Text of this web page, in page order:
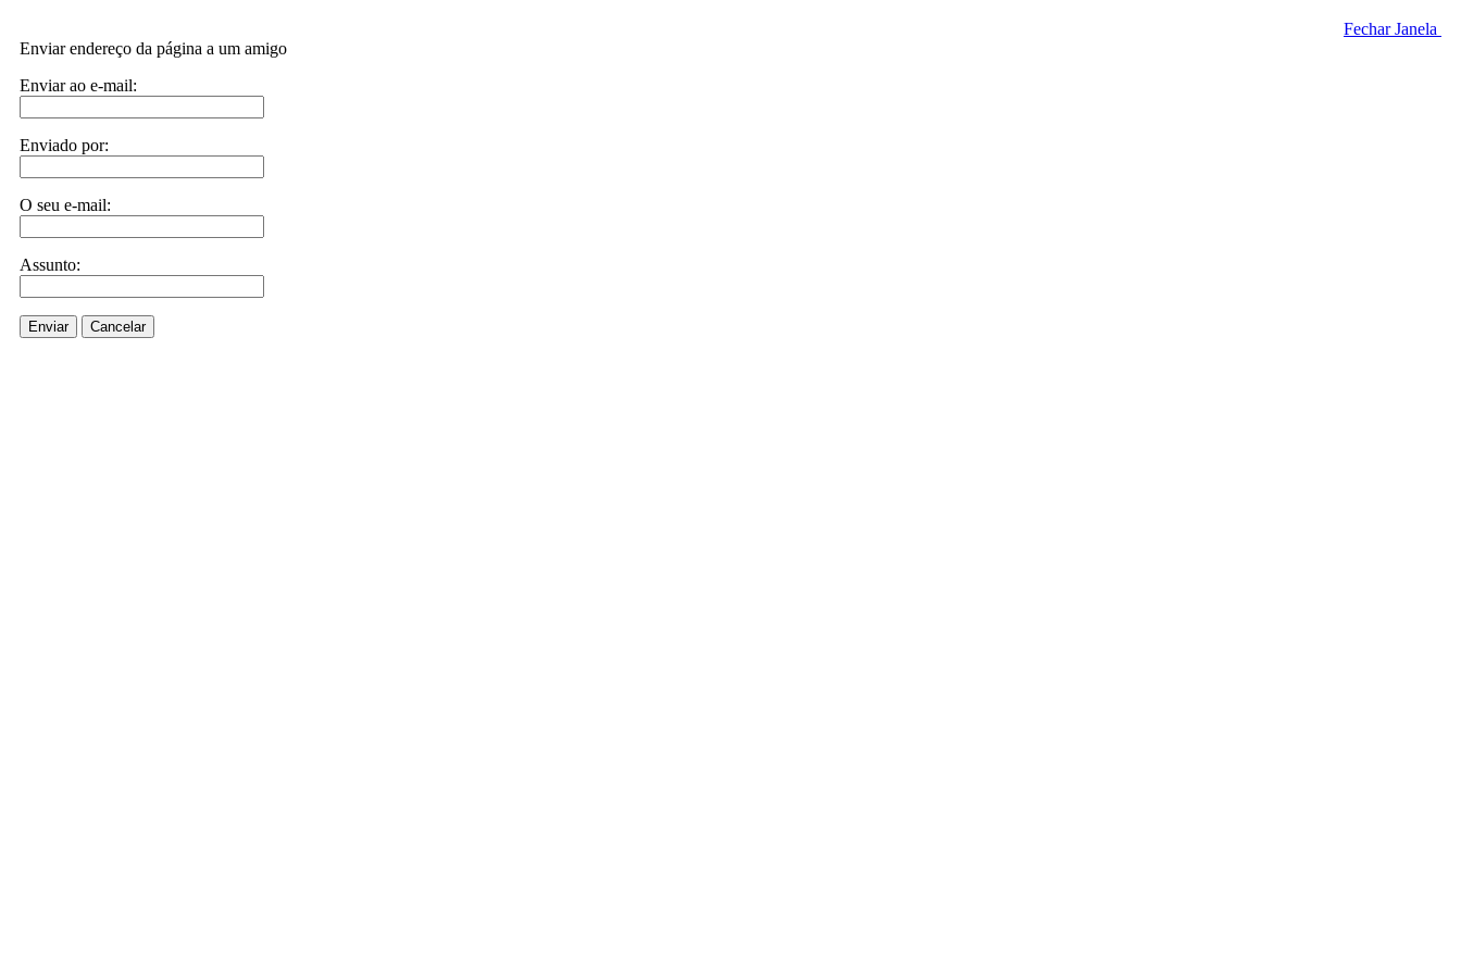
Fechar Janela
Enviar endereço da página a um amigo
Enviar ao e-mail:
Enviado por:
O seu e-mail:
Assunto:
Enviar Cancelar